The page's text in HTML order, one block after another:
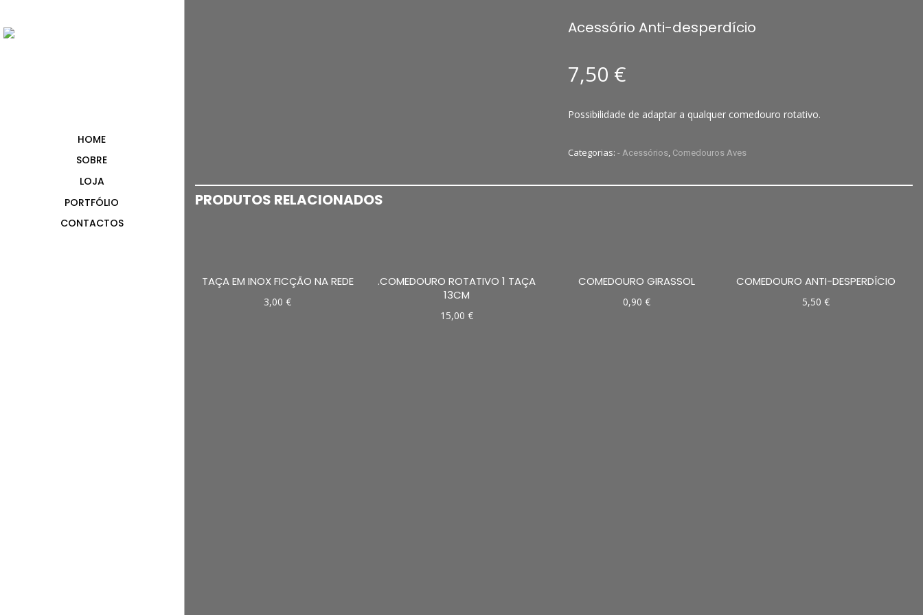
HOME
SOBRE
LOJA
PORTFÓLIO
CONTACTOS
Acessório Anti-desperdício
7,50 €
Possibilidade de adaptar a qualquer comedouro rotativo.
Categorias:- Acessórios, Comedouros Aves
PRODUTOS RELACIONADOS
TAÇA EM INOX FICÇÃO NA REDE
3,00 €
.COMEDOURO ROTATIVO 1 TAÇA
13CM
15,00€
COMEDOURO GIRASSOL
0,90 €
COMEDOURO ANTI-DESPERDÍCIO
5,50 €